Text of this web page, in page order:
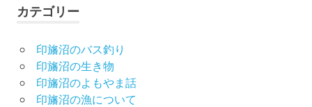
カテゴリー
印旛沼のバス釣り
印旛沼の生き物
印旛沼のよもやま話
印旛沼の漁について